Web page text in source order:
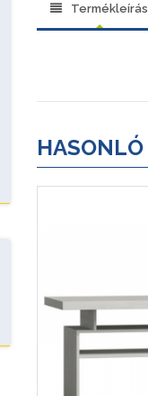
Termékleírás
HASONLÓ